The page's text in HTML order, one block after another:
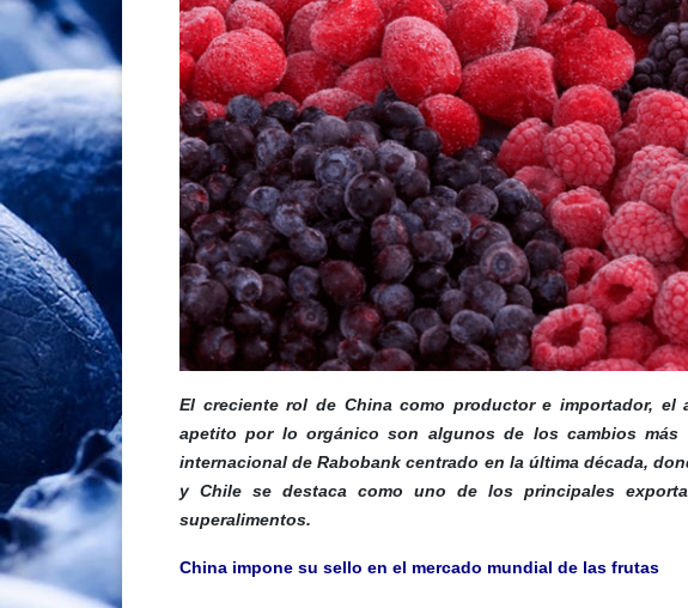
El creciente rol de China como productor e importador,
apetito por lo orgánico son algunos de los cambios más
internacional de Rabobank centrado en la última década,
y Chile se destaca como uno de los principales
superalimentos.
China impone su sello en el mercado mundial de las frutas